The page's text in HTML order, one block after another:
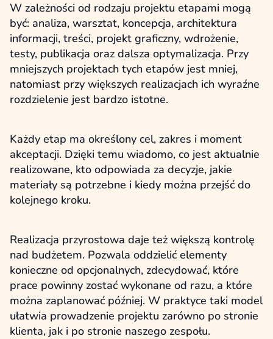
W zależności od rodzaju projektu etapami mogą
być: analiza, warsztat, koncepcja, architektura
informacji, treści, projekt graficzny, wdrożenie,
testy, publikacja oraz dalsza optymalizacja. Przy
mniejszych projektach tych etapów jest mniej,
natomiast przy większych realizacjach ich wyraźne
rozdzielenie jest bardzo istotne.
Każdy etap ma określony cel, zakres i moment
akceptacji. Dzięki temu wiadomo, co jest aktualnie
realizowane, kto odpowiada za decyzje, jakie
materiały są potrzebne i kiedy można przejść do
kolejnego kroku.
Realizacja przyrostowa daje też większą kontrolę
nad budżetem. Pozwala oddzielić elementy
konieczne od opcjonalnych, zdecydować, które
prace powinny zostać wykonane od razu, a które
można zaplanować później. W praktyce taki model
ułatwia prowadzenie projektu zarówno po stronie
klienta, jak i po stronie naszego zespołu.